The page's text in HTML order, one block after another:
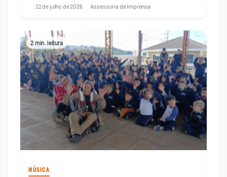
22 de julho de 2026 Assessoria de Imprensa
2 min. leitura
MÚSICA